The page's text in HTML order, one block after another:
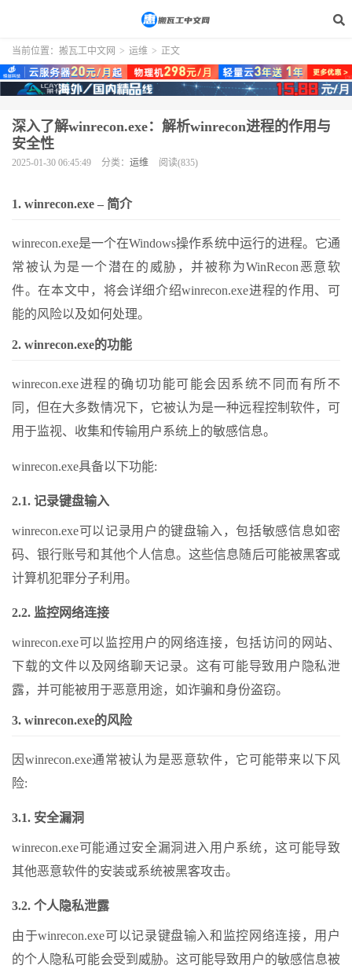
当前位置： 搬瓦工中文网 > 运维 > 正文
深入了解winrecon.exe：解析winrecon进程的作用与
安全性
2025-01-30 06:45:49 分类： 运维 阅读(835)
1. winrecon.exe – 简介
winrecon.exe是一个在Windows操作系统中运行的进程。它通
常被认为是一个潜在的威胁，并被称为WinRecon恶意软
件。在本文中，将会详细介绍winrecon.exe进程的作用、可
能的风险以及如何处理。
2. winrecon.exe的功能
winrecon.exe进程的确切功能可能会因系统不同而有所不
同，但在大多数情况下，它被认为是一种远程控制软件，可
用于监视、收集和传输用户系统上的敏感信息。
winrecon.exe具备以下功能:
2.1. 记录键盘输入
winrecon.exe可以记录用户的键盘输入，包括敏感信息如密
码、银行账号和其他个人信息。这些信息随后可能被黑客或
计算机犯罪分子利用。
2.2. 监控网络连接
winrecon.exe可以监控用户的网络连接，包括访问的网站、
下载的文件以及网络聊天记录。这有可能导致用户隐私泄
露，并可能被用于恶意用途，如诈骗和身份盗窃。
3. winrecon.exe的风险
因winrecon.exe通常被认为是恶意软件，它可能带来以下风
险:
3.1. 安全漏洞
winrecon.exe可能通过安全漏洞进入用户系统，这可能导致
其他恶意软件的安装或系统被黑客攻击。
3.2. 个人隐私泄露
由于winrecon.exe可以记录键盘输入和监控网络连接，用户
的个人隐私可能会受到威胁。这可能导致用户的敏感信息被